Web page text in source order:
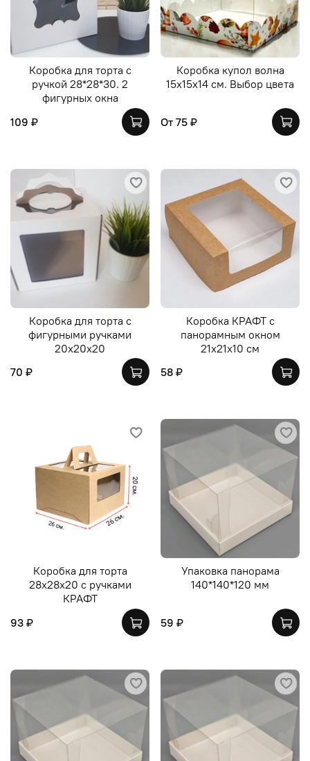
Коробка для торта с
ручкой 28*28*30. 2
фигурных окна
109 ₽
Коробка купол волна
15х15х14 см. Выбор цвета
От 75 ₽
Коробка для торта с
фигурными ручками
20х20х20
70 ₽
Коробка КРАФТ с
панорамным окном
21х21х10 см
58 ₽
Коробка для торта
28х28х20 с ручками
КРАФТ
93 ₽
Упаковка панорама
140*140*120 мм
59 ₽